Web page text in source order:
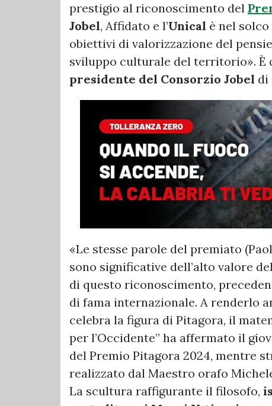
prestigio al riconoscimento del
Jobel, Affidato e l’Unical è nel
obiettivi di valorizzazione del
sviluppo culturale del territorio». È
presidente del Consorzio Jobel di
«Le stesse parole del premiato
sono significative dell’alto valore
di questo riconoscimento,
di fama internazionale. A renderlo
celebra la figura di Pitagora, il
per l’Occidente” ha affermato il
del Premio Pitagora 2024, mentre
realizzato dal Maestro orafo
La scultura raffigurante il filosofo,